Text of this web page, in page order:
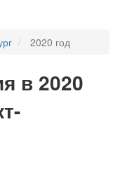
2020 год
в 2020